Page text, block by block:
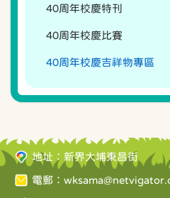
40周年校慶特刊
40周年校慶比賽
40周年校慶吉祥物專區
地址：新界大埔東昌街
電郵：